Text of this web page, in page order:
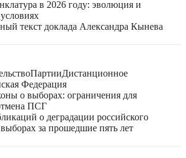
в 2026 году: эволюция и
текст доклада Александра Кынева
ПартииДистанционное
Федерация
о выборах: ограничения для
ПСГ
о деградации российского
выборах за прошедшие пять лет